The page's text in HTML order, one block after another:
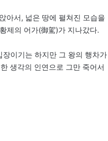
아서, 넓은 땅에 펼쳐진 모습을
제의 어가(御駕)가 지나갔다.
이기는 하지만 그 왕의 행차가
생각의 인연으로 그만 죽어서